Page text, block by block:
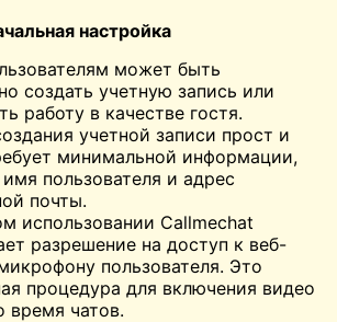
настройка
может быть
создать учетную запись или
работу в качестве гостя.
учетной записи прост и
минимальной информации,
пользователя и адрес
почты.
использовании Callmechat
разрешение на доступ к веб-
пользователя. Это
процедура для включения видео
время чатов.